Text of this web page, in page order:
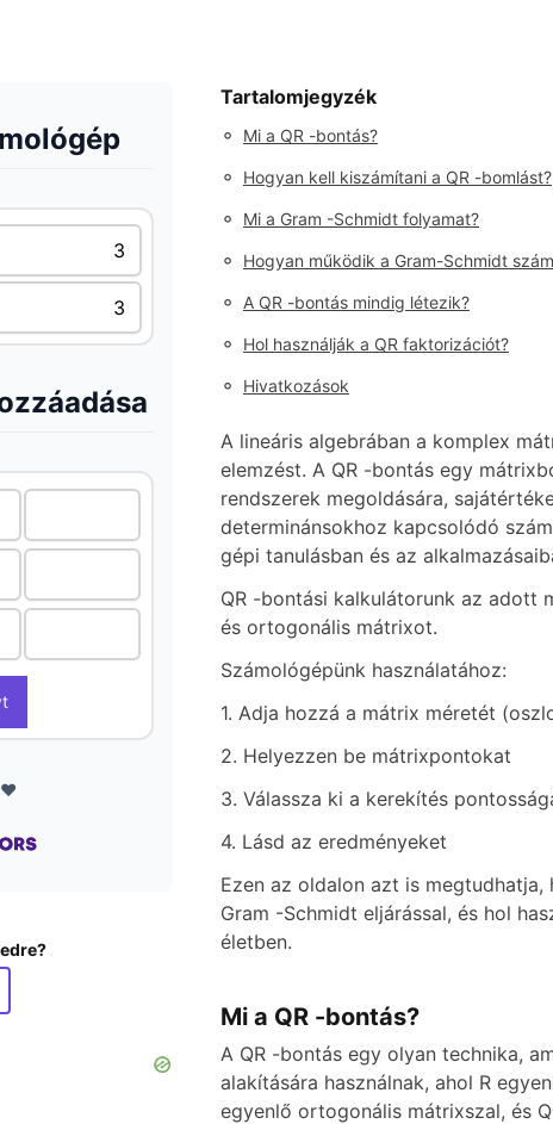
❤️
Tartalomjegyzék
◦ Mi a QR -bontás?
◦ Hogyan kell kiszámítani a QR -bomlást?
◦ Mi a Gram -Schmidt folyamat?
◦ Hogyan működik a Gram-Schmidt
◦ A QR -bontás mindig létezik?
◦ Hol használják a QR faktorizációt?
◦ Hivatkozások
A lineáris algebrában a komplex
elemzést. A QR -bontás egy
rendszerek megoldására,
determinánsokhoz kapcsolódó
gépi tanulásban és az
QR -bontási kalkulátorunk az adott
és ortogonális mátrixot.
Számológépünk használatához:
1. Adja hozzá a mátrix méretét
2. Helyezzen be mátrixpontokat
3. Válassza ki a kerekítés
4. Lásd az eredményeket
Ezen az oldalon azt is
Gram -Schmidt eljárással, és hol
életben.
Mi a QR -bontás?
A QR -bontás egy olyan technika,
alakítására használnak, ahol R
egyenlő ortogonális mátrixszal, és